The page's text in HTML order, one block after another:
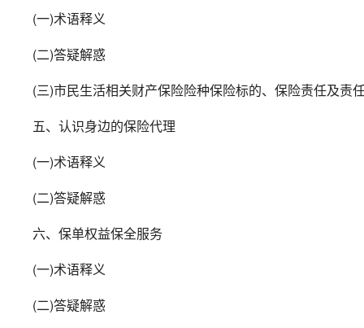
(一)术语释义
(二)答疑解惑
(三)市民生活相关财产保险险种保险标的、保险责任及责
五、认识身边的保险代理
(一)术语释义
(二)答疑解惑
六、保单权益保全服务
(一)术语释义
(二)答疑解惑